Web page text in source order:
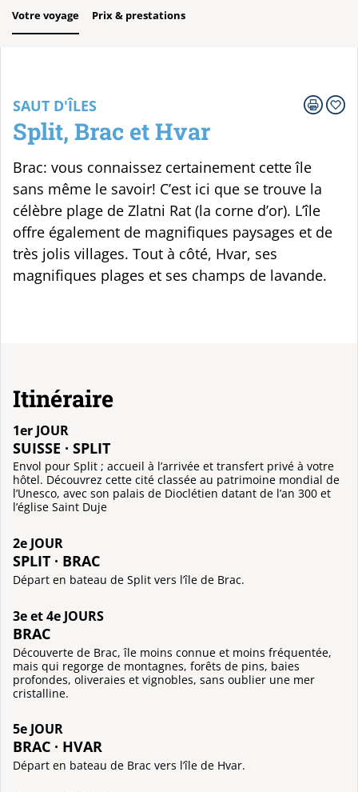
Votre voyage Prix & prestations
SAUT D'ÎLES
Split, Brac et Hvar
Brac: vous connaissez certainement cette île
sans même le savoir! C’est ici que se trouve la
célèbre plage de Zlatni Rat (la corne d’or). L’île
offre également de magnifiques paysages et de
très jolis villages. Tout à côté, Hvar, ses
magnifiques plages et ses champs de lavande.
Itinéraire
1er JOUR
SUISSE · SPLIT
Envol pour Split ; accueil à l’arrivée et transfert privé à votre
hôtel. Découvrez cette cité classée au patrimoine mondial de
l’Unesco, avec son palais de Dioclétien datant de l’an 300 et
l’église Saint Duje
2e JOUR
SPLIT · BRAC
Départ en bateau de Split vers l’île de Brac.
3e et 4e JOURS
BRAC
Découverte de Brac, île moins connue et moins fréquentée,
mais qui regorge de montagnes, forêts de pins, baies
profondes, oliveraies et vignobles, sans oublier une mer
cristalline.
5e JOUR
BRAC · HVAR
Départ en bateau de Brac vers l’île de Hvar.